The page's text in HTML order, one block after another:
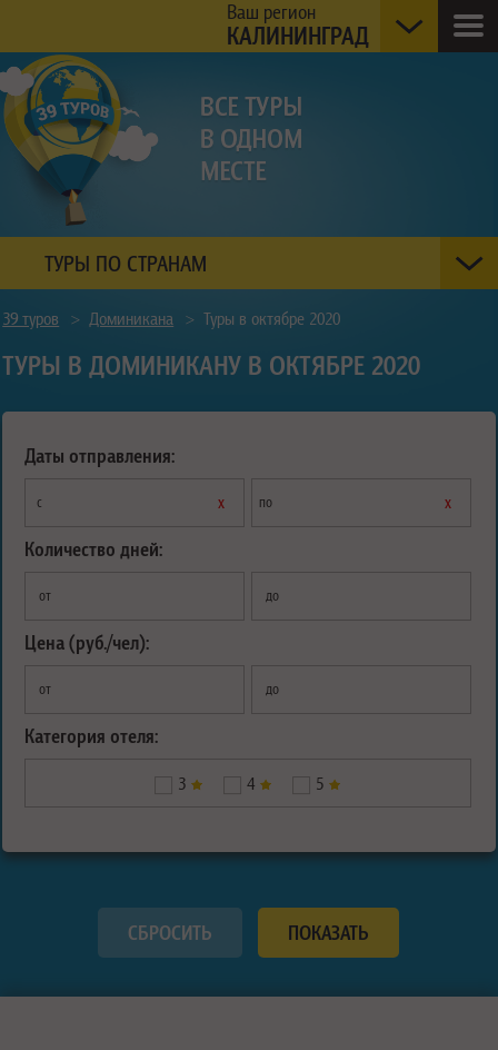
Ваш регион
КАЛИНИНГРАД
ТУРЫ ПО СТРАНАМ
39 туров > Доминикана > Туры в октябре 2020
ТУРЫ В ДОМИНИКАНУ В ОКТЯБРЕ 2020
Даты отправления:
с х по х
Количество дней:
от до
Цена (руб./чел):
от до
Категория отеля:
3 4 5